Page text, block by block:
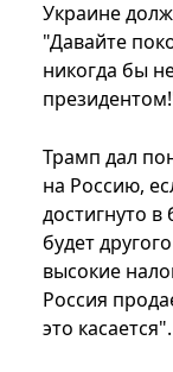
Украине
"Давайте
никогда бы
Трамп дал
на Россию,
достигнуто
будет
высокие
Россия
это касается".